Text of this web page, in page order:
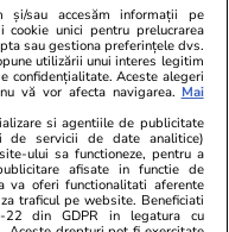
vineri
05 aug.
un apartament
de euro, a rămas
buruieni. Ce
și/sau accesăm informații pe
unici pentru prelucrarea
sau gestiona preferințele dvs.
utilizării unui interes legitim
confidențialitate. Aceste alegeri
vă vor afecta navigarea. Mai
si agentiile de publicitate
de servicii de date analitice)
ului sa functioneze, pentru a
afisate in functie de
va oferi functionalitati aferente
traficul pe website. Beneficiati
din GDPR in legatura cu